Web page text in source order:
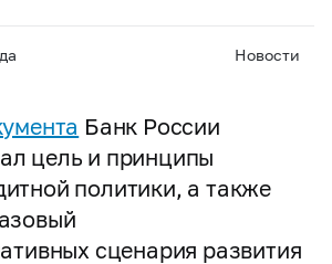
Новости
Банк России
цель и принципы
политики, а также
сценария развития